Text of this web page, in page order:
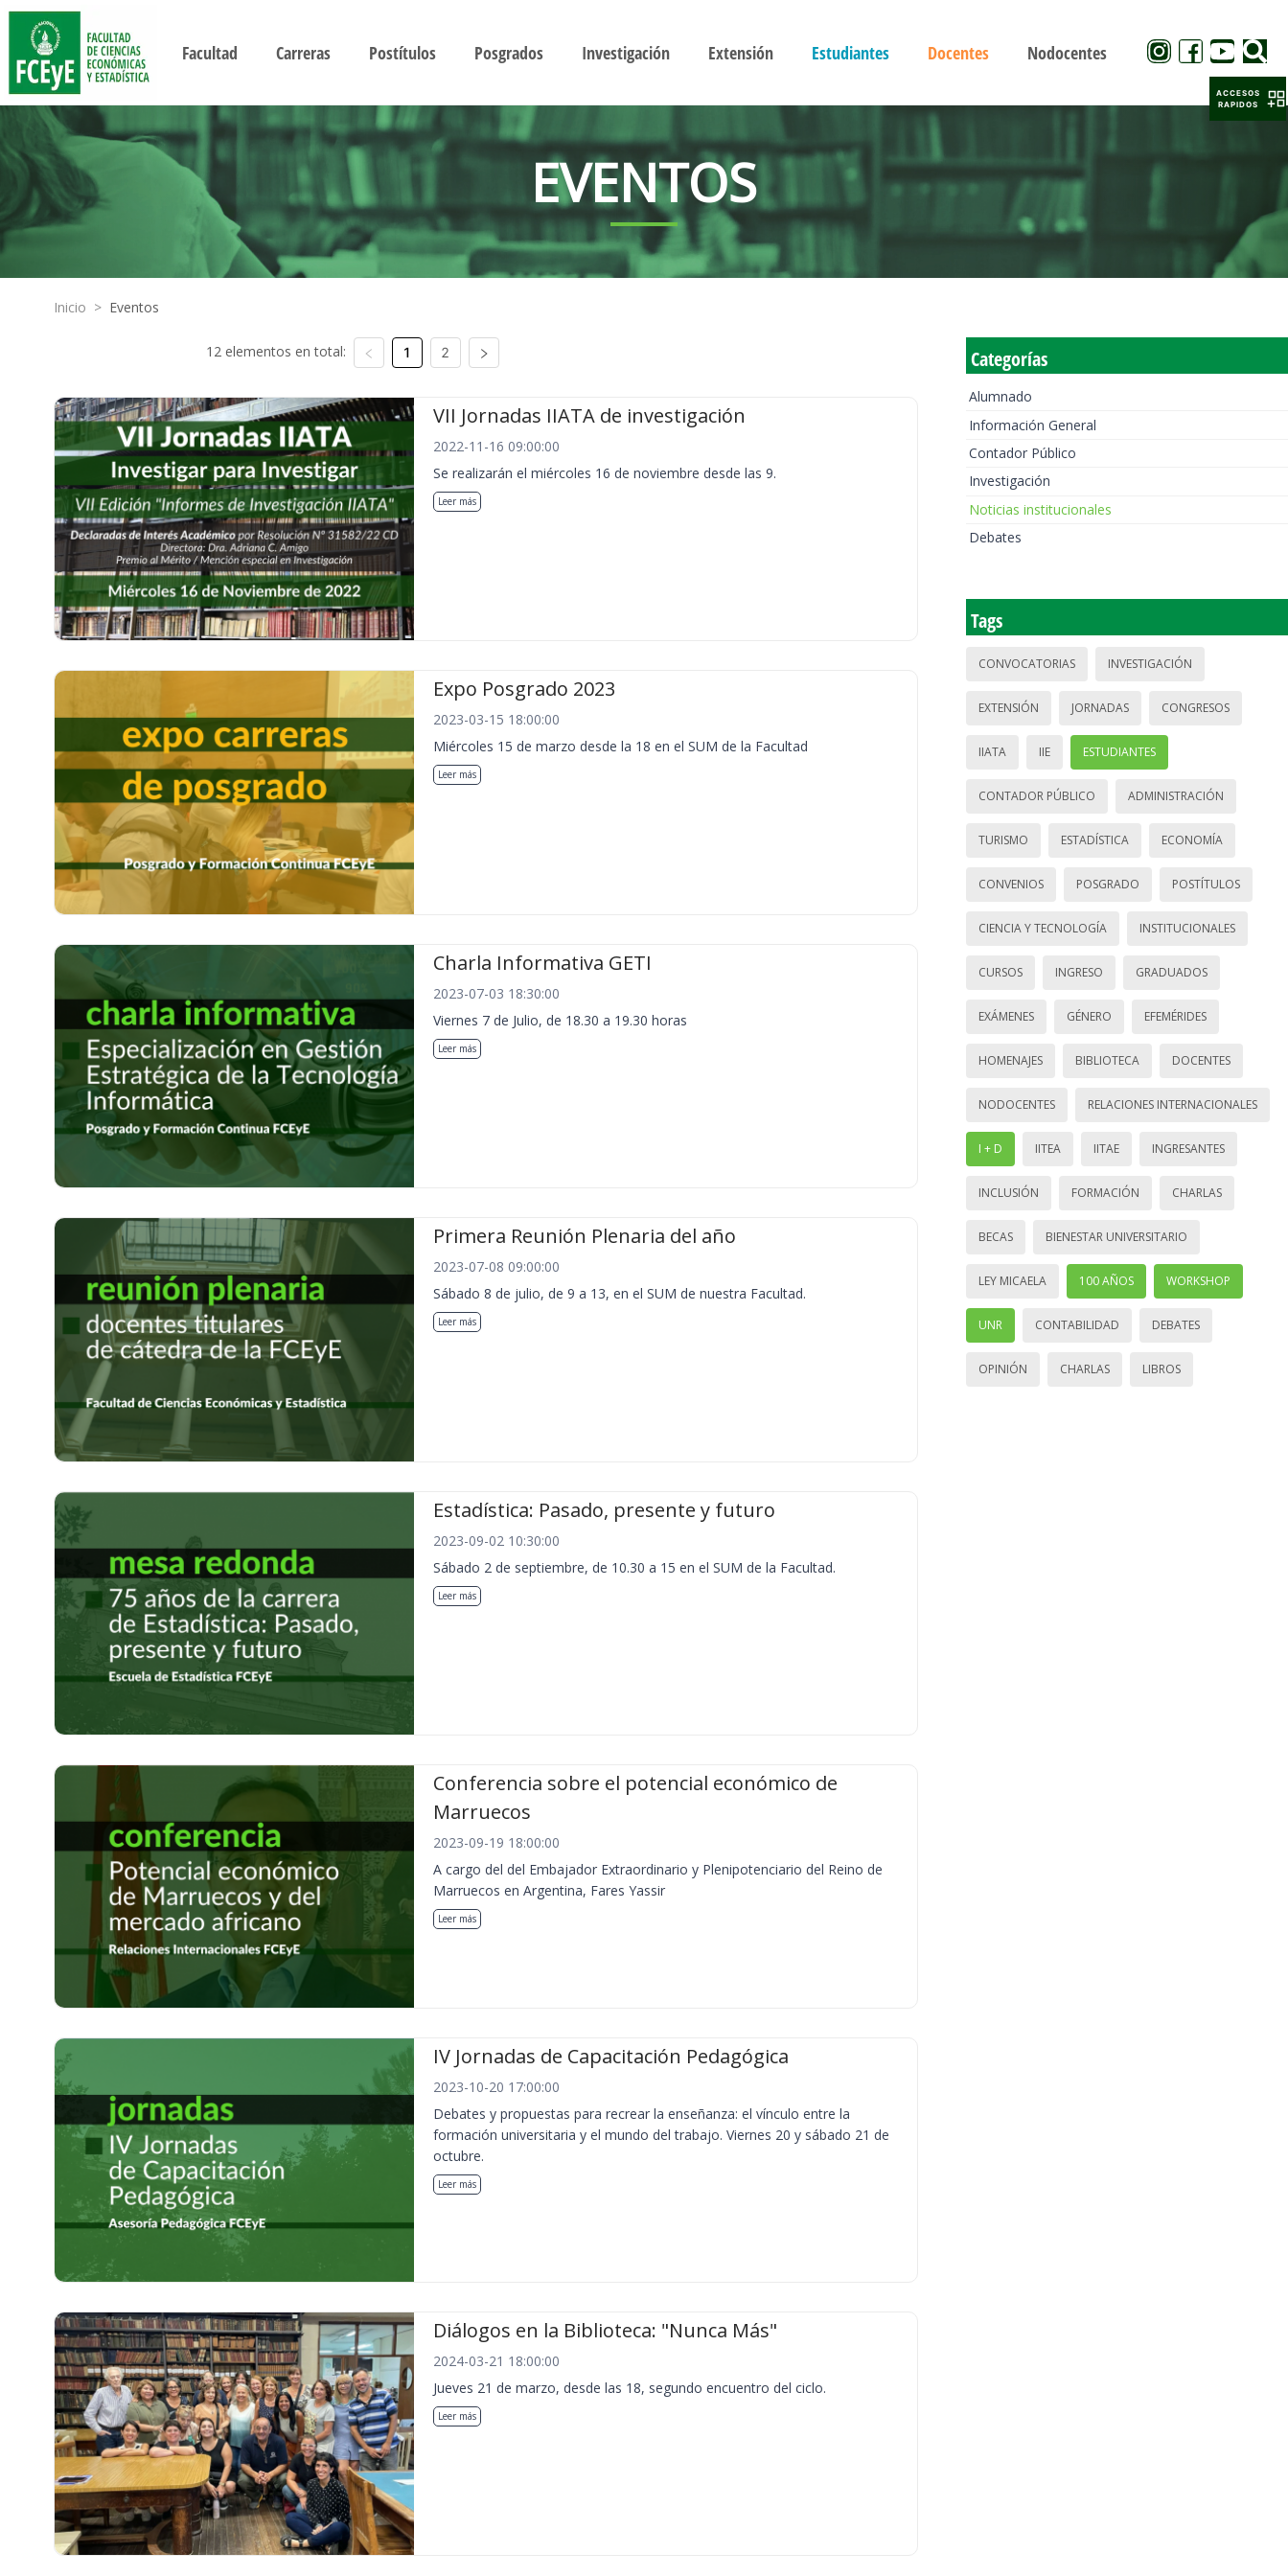
Facultad Carreras Postítulos Posgrados Investigación Extensión Estudiantes Docentes Nodocentes
EVENTOS
Inicio > Eventos
12 elementos en total: 1 2
VII Jornadas IIATA de investigación
2022-11-16 09:00:00
Se realizarán el miércoles 16 de noviembre desde las 9.
Leer más
Expo Posgrado 2023
2023-03-15 18:00:00
Miércoles 15 de marzo desde la 18 en el SUM de la Facultad
Leer más
Charla Informativa GETI
2023-07-03 18:30:00
Viernes 7 de Julio, de 18.30 a 19.30 horas
Leer más
Primera Reunión Plenaria del año
2023-07-08 09:00:00
Sábado 8 de julio, de 9 a 13, en el SUM de nuestra Facultad.
Leer más
Estadística: Pasado, presente y futuro
2023-09-02 10:30:00
Sábado 2 de septiembre, de 10.30 a 15 en el SUM de la Facultad.
Leer más
Conferencia sobre el potencial económico de
Marruecos
2023-09-19 18:00:00
A cargo del del Embajador Extraordinario y Plenipotenciario del Reino de
Marruecos en Argentina, Fares Yassir
Leer más
IV Jornadas de Capacitación Pedagógica
2023-10-20 17:00:00
Debates y propuestas para recrear la enseñanza: el vínculo entre la
formación universitaria y el mundo del trabajo. Viernes 20 y sábado 21 de
octubre.
Leer más
Diálogos en la Biblioteca: "Nunca Más"
2024-03-21 18:00:00
Jueves 21 de marzo, desde las 18, segundo encuentro del ciclo.
Leer más
Categorías
Alumnado
Información General
Contador Público
Investigación
Noticias institucionales
Debates
Tags
CONVOCATORIAS INVESTIGACIÓN
EXTENSIÓN JORNADAS CONGRESOS
IIATA IIE ESTUDIANTES
CONTADOR PÚBLICO ADMINISTRACIÓN
TURISMO ESTADÍSTICA ECONOMÍA
CONVENIOS POSGRADO POSTÍTULOS
CIENCIA Y TECNOLOGÍA INSTITUCIONALES
CURSOS INGRESO GRADUADOS
EXÁMENES GÉNERO EFEMÉRIDES
HOMENAJES BIBLIOTECA DOCENTES
NODOCENTES RELACIONES INTERNACIONALES
I + D IITEA IITAE INGRESANTES
INCLUSIÓN FORMACIÓN CHARLAS
BECAS BIENESTAR UNIVERSITARIO
LEY MICAELA 100 AÑOS WORKSHOP
UNR CONTABILIDAD DEBATES
OPINIÓN CHARLAS LIBROS
ACCESOS
RAPIDOS